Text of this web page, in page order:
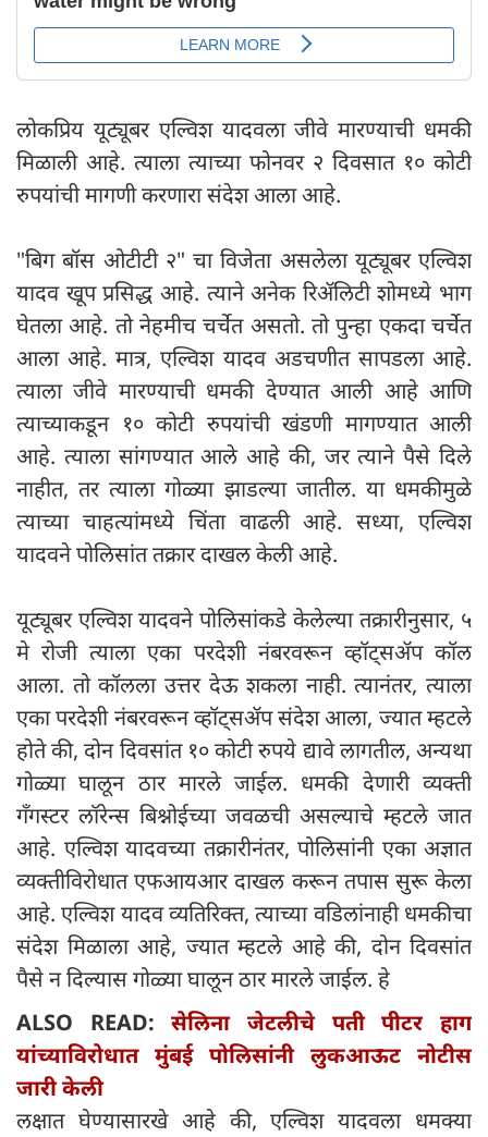
लोकप्रिय यूट्यूबर एल्विश यादवला जीवे मारण्याची धमकी
मिळाली आहे. त्याला त्याच्या फोनवर २ दिवसात १० कोटी
रुपयांची मागणी करणारा संदेश आला आहे.
"बिग बॉस ओटीटी २" चा विजेता असलेला यूट्यूबर एल्विश
यादव खूप प्रसिद्ध आहे. त्याने अनेक रिॲलिटी शोमध्ये भाग
घेतला आहे. तो नेहमीच चर्चेत असतो. तो पुन्हा एकदा चर्चेत
आला आहे. मात्र, एल्विश यादव अडचणीत सापडला आहे.
त्याला जीवे मारण्याची धमकी देण्यात आली आहे आणि
त्याच्याकडून १० कोटी रुपयांची खंडणी मागण्यात आली
आहे. त्याला सांगण्यात आले आहे की, जर त्याने पैसे दिले
नाहीत, तर त्याला गोळ्या झाडल्या जातील. या धमकीमुळे
त्याच्या चाहत्यांमध्ये चिंता वाढली आहे. सध्या, एल्विश
यादवने पोलिसांत तक्रार दाखल केली आहे.
यूट्यूबर एल्विश यादवने पोलिसांकडे केलेल्या तक्रारीनुसार, ५
मे रोजी त्याला एका परदेशी नंबरवरून व्हॉट्सॲप कॉल
आला. तो कॉलला उत्तर देऊ शकला नाही. त्यानंतर, त्याला
एका परदेशी नंबरवरून व्हॉट्सॲप संदेश आला, ज्यात म्हटले
होते की, दोन दिवसांत १० कोटी रुपये द्यावे लागतील, अन्यथा
गोळ्या घालून ठार मारले जाईल. धमकी देणारी व्यक्ती
गँगस्टर लॉरेन्स बिश्नोईच्या जवळची असल्याचे म्हटले जात
आहे. एल्विश यादवच्या तक्रारीनंतर, पोलिसांनी एका अज्ञात
व्यक्तीविरोधात एफआयआर दाखल करून तपास सुरू केला
आहे. एल्विश यादव व्यतिरिक्त, त्याच्या वडिलांनाही धमकीचा
संदेश मिळाला आहे, ज्यात म्हटले आहे की, दोन दिवसांत
पैसे न दिल्यास गोळ्या घालून ठार मारले जाईल. हे
ALSO READ:सेलिना जेटलीचे पती पीटर हाग
यांच्याविरोधात मुंबई पोलिसांनी लुकआऊट नोटीस
जारी केली
लक्षात घेण्यासारखे आहे की, एल्विश यादवला धमक्या